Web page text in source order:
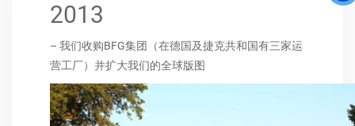
2013
– 我们收购BFG集团（在德国及捷克共和国有三家运
营工厂）并扩大我们的全球版图